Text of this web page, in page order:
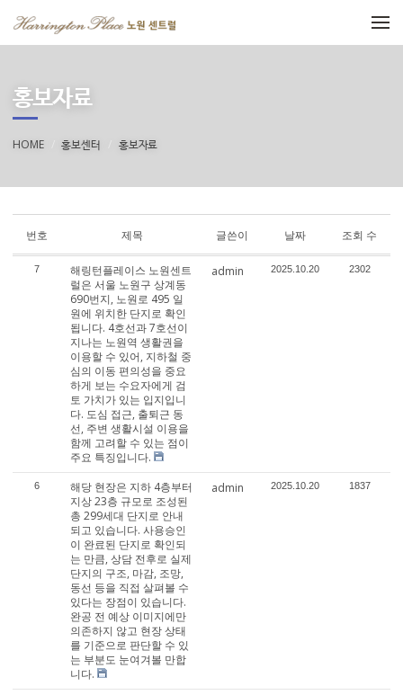
홍보자료
HOME 홍보센터 홍보자료
번호 제목 글쓴이 날짜 조회 수
7
해링턴플레이스 노원센트
럴은 서울 노원구 상계동
690번지, 노원로 495 일
원에 위치한 단지로 확인
됩니다. 4호선과 7호선이
지나는 노원역 생활권을
이용할 수 있어, 지하철 중
심의 이동 편의성을 중요
하게 보는 수요자에게 검
토 가치가 있는 입지입니
다. 도심 접근, 출퇴근 동
선, 주변 생활시설 이용을
함께 고려할 수 있는 점이
주요 특징입니다.
admin 2025.10.20 2302
6
해당 현장은 지하 4층부터
지상 23층 규모로 조성된
총 299세대 단지로 안내
되고 있습니다. 사용승인
이 완료된 단지로 확인되
는 만큼, 상담 전후로 실제
단지의 구조, 마감, 조망,
동선 등을 직접 살펴볼 수
있다는 장점이 있습니다.
완공 전 예상 이미지에만
의존하지 않고 현장 상태
를 기준으로 판단할 수 있
는 부분도 눈여겨볼 만합
니다.
admin 2025.10.20 1837